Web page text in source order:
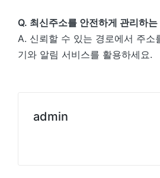
Q. 최신주소를 안전하게 관리하
A. 신뢰할 수 있는 경로에서 주소
기와 알림 서비스를 활용하세요.
admin